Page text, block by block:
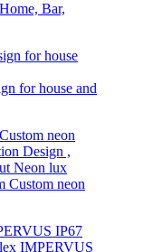
Bar,
for house and
Custom neon
IMPERVUS